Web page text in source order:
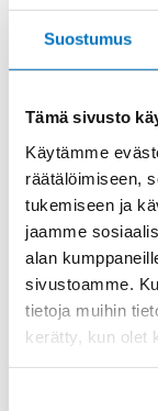
Suostumus
Tämä sivusto
Käytämme
räätälöimiseen,
tukemiseen ja
jaamme
alan
sivustoamme.
tietoja muihin
kerätty, kun olet
Saman